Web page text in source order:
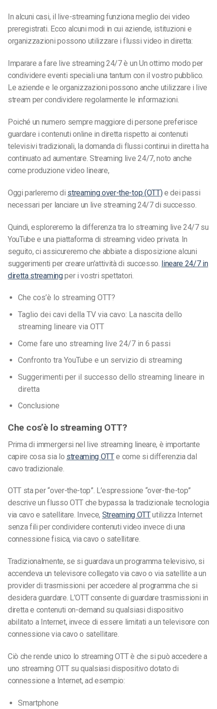
In alcuni casi, il live-streaming funziona meglio dei video
preregistrati. Ecco alcuni modi in cui aziende, istituzioni e
organizzazioni possono utilizzare i flussi video in diretta:
Imparare a fare live streaming 24/7 è un Un ottimo modo per
condividere eventi speciali una tantum con il vostro pubblico.
Le aziende e le organizzazioni possono anche utilizzare i live
stream per condividere regolarmente le informazioni.
Poiché un numero sempre maggiore di persone preferisce
guardare i contenuti online in diretta rispetto ai contenuti
televisivi tradizionali, la domanda di flussi continui in diretta ha
continuato ad aumentare. Streaming live 24/7, noto anche
come produzione video lineare,
Oggi parleremo di streaming over-the-top (OTT)e dei passi
necessari per lanciare un live streaming 24/7 di successo.
Quindi, esploreremo la differenza tra lo streaming live 24/7 su
YouTube e una piattaforma di streaming video privata. In
seguito, ci assicureremo che abbiate a disposizione alcuni
suggerimenti per creare un’attività di successo. lineare 24/7 in
diretta streamingper i vostri spettatori.
Che cos’è lo streaming OTT?
Taglio dei cavi della TV via cavo: La nascita dello
streaming lineare via OTT
Come fare uno streaming live 24/7 in 6 passi
Confronto tra YouTube e un servizio di streaming
Suggerimenti per il successo dello streaming lineare in
diretta
Conclusione
Che cos’è lo streaming OTT?
Prima di immergersi nel live streaming lineare, è importante
capire cosa sia lo streaming OTTe come si differenzia dal
cavo tradizionale.
OTT sta per “over-the-top”. L’espressione “over-the-top”
descrive un flusso OTT che bypassa la tradizionale tecnologia
via cavo e satellitare. Invece, Streaming OTTutilizza Internet
senza fili per condividere contenuti video invece di una
connessione fisica, via cavo o satellitare.
Tradizionalmente, se si guardava un programma televisivo, si
accendeva un televisore collegato via cavo o via satellite a un
provider di trasmissioni. per accedere al programma che si
desidera guardare. L’OTT consente di guardare trasmissioni in
diretta e contenuti on-demand su qualsiasi dispositivo
abilitato a Internet, invece di essere limitati a un televisore con
connessione via cavo o satellitare.
Ciò che rende unico lo streaming OTT è che si può accedere a
uno streaming OTT su qualsiasi dispositivo dotato di
connessione a Internet, ad esempio:
Smartphone